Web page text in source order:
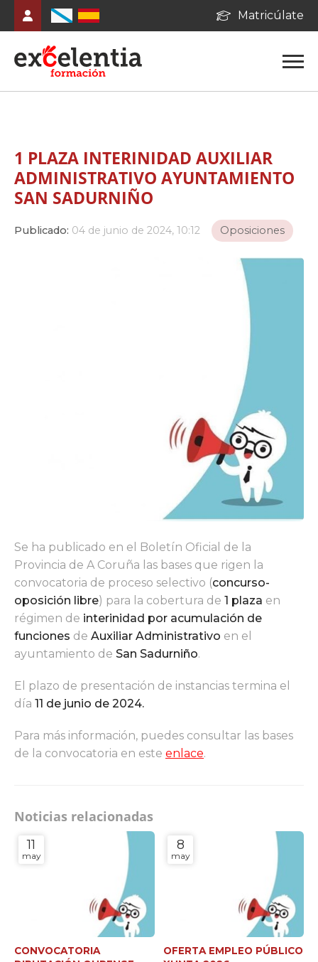
Matricúlate
1 PLAZA INTERINIDAD AUXILIAR
ADMINISTRATIVO AYUNTAMIENTO
SAN SADURNIÑO
Publicado: 04 de junio de 2024, 10:12 Oposiciones
Se ha publicado en el Boletín Oficial de la
Provincia de A Coruña las bases que rigen la
convocatoria de proceso selectivo (concurso-
oposición libre) para la cobertura de 1 plaza en
régimen de interinidad por acumulación de
funciones de Auxiliar Administrativo en el
ayuntamiento de San Sadurniño.
El plazo de presentación de instancias termina el
día 11 de junio de 2024.
Para más información, puedes consultar las bases
de la convocatoria en este enlace.
Noticias relacionadas
11
may
CONVOCATORIA
8
may
OFERTA EMPLEO PÚBLICO